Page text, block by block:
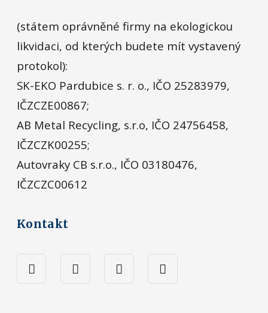
(státem oprávněné firmy na ekologickou
likvidaci, od kterých budete mít vystavený
protokol):
SK-EKO Pardubice s. r. o., IČO 25283979,
IČZCZE00867;
AB Metal Recycling, s.r.o, IČO 24756458,
IČZCZK00255;
Autovraky CB s.r.o., IČO 03180476,
IČZCZC00612
Kontakt